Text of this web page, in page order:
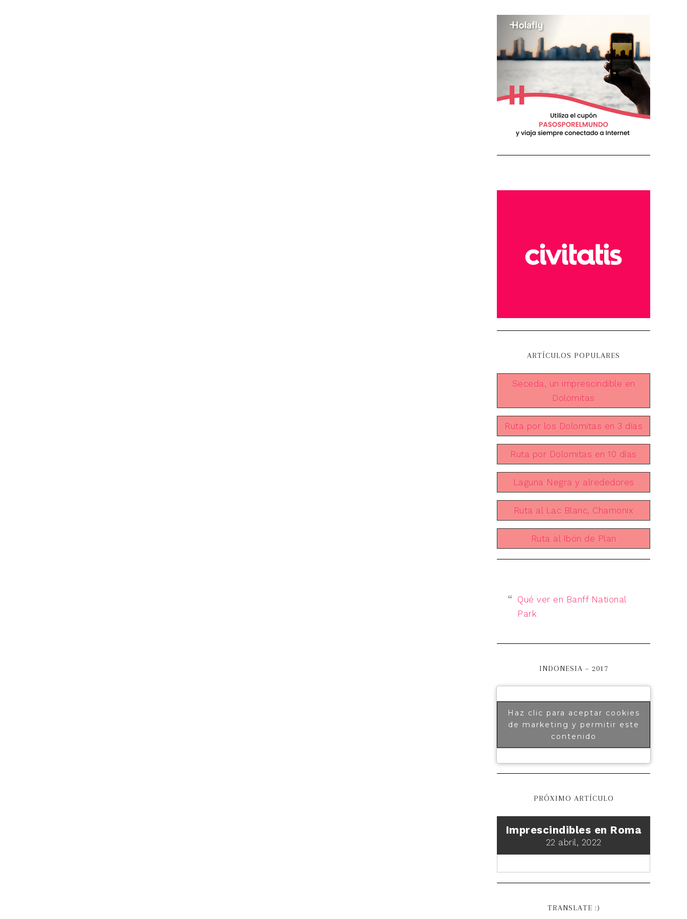
ARTÍCULOS POPULARES
Seceda, un imprescindible en
Dolomitas
Ruta por los Dolomitas en 3 días
Ruta por Dolomitas en 10 días
Laguna Negra y alrededores
Ruta al Lac Blanc, Chamonix
Ruta al Ibón de Plan
Qué ver en Banff National
Park
INDONESIA – 2017
Haz clic para aceptar cookies
de marketing y permitir este
contenido
PRÓXIMO ARTÍCULO
Imprescindibles en Roma
22 abril, 2022
TRANSLATE :)